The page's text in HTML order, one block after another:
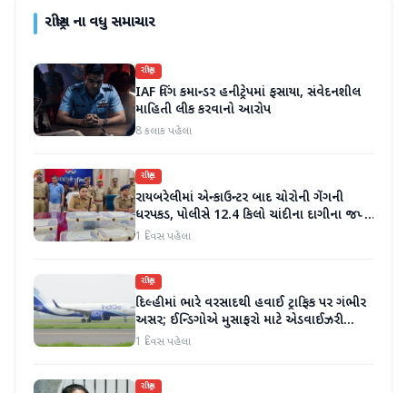
રાષ્ટ્રીયના વધુ સમાચાર
રાષ્ટ્રીય
IAF વિંગ કમાન્ડર હનીટ્રેપમાં ફસાયા, સંવેદનશીલ
માહિતી લીક કરવાનો આરોપ
8 કલાક પહેલા
રાષ્ટ્રીય
રાયબરેલીમાં એન્કાઉન્ટર બાદ ચોરોની ગેંગની
ધરપકડ, પોલીસે 12.4 કિલો ચાંદીના દાગીના જપ્ત
કર્યા
1 દિવસ પહેલા
રાષ્ટ્રીય
દિલ્હીમાં ભારે વરસાદથી હવાઈ ટ્રાફિક પર ગંભીર
અસર; ઈન્ડિગોએ મુસાફરો માટે એડવાઈઝરી
જાહેર કરી
1 દિવસ પહેલા
રાષ્ટ્રીય